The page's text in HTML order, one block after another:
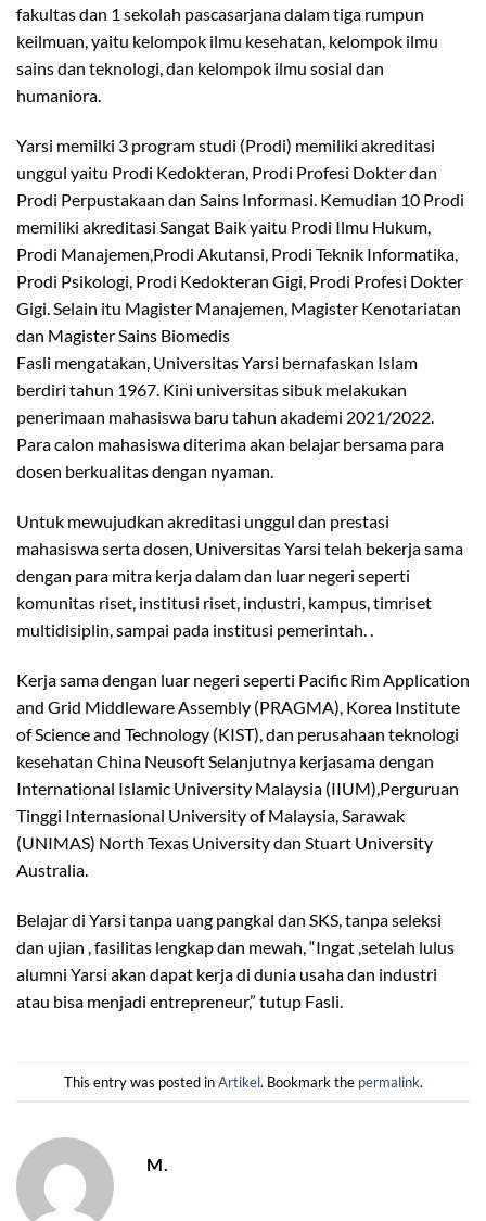
fakultas dan 1 sekolah pascasarjana dalam tiga rumpun
keilmuan, yaitu kelompok ilmu kesehatan, kelompok ilmu
sains dan teknologi, dan kelompok ilmu sosial dan
humaniora.
Yarsi memilki 3 program studi (Prodi) memiliki akreditasi
unggul yaitu Prodi Kedokteran, Prodi Profesi Dokter dan
Prodi Perpustakaan dan Sains Informasi. Kemudian 10 Prodi
memiliki akreditasi Sangat Baik yaitu Prodi Ilmu Hukum,
Prodi Manajemen,Prodi Akutansi, Prodi Teknik Informatika,
Prodi Psikologi, Prodi Kedokteran Gigi, Prodi Profesi Dokter
Gigi. Selain itu Magister Manajemen, Magister Kenotariatan
dan Magister Sains Biomedis
Fasli mengatakan, Universitas Yarsi bernafaskan Islam
berdiri tahun 1967. Kini universitas sibuk melakukan
penerimaan mahasiswa baru tahun akademi 2021/2022.
Para calon mahasiswa diterima akan belajar bersama para
dosen berkualitas dengan nyaman.
Untuk mewujudkan akreditasi unggul dan prestasi
mahasiswa serta dosen, Universitas Yarsi telah bekerja sama
dengan para mitra kerja dalam dan luar negeri seperti
komunitas riset, institusi riset, industri, kampus, timriset
multidisiplin, sampai pada institusi pemerintah. .
Kerja sama dengan luar negeri seperti Pacific Rim Application
and Grid Middleware Assembly (PRAGMA), Korea Institute
of Science and Technology (KIST), dan perusahaan teknologi
kesehatan China Neusoft Selanjutnya kerjasama dengan
International Islamic University Malaysia (IIUM),Perguruan
Tinggi Internasional University of Malaysia, Sarawak
(UNIMAS) North Texas University dan Stuart University
Australia.
Belajar di Yarsi tanpa uang pangkal dan SKS, tanpa seleksi
dan ujian , fasilitas lengkap dan mewah, “Ingat ,setelah lulus
alumni Yarsi akan dapat kerja di dunia usaha dan industri
atau bisa menjadi entrepreneur,” tutup Fasli.
This entry was posted inArtikel. Bookmark the permalink.
M.